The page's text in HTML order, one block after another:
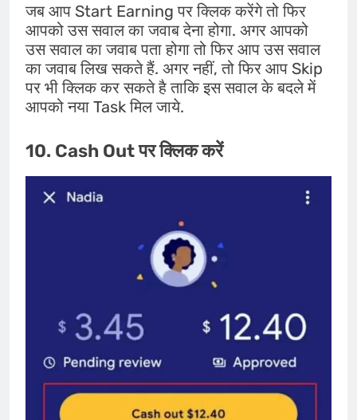
जब आप Start Earning पर क्लिक करेंगे तो फिर
आपको उस सवाल का जवाब देना होगा. अगर आपको
उस सवाल का जवाब पता होगा तो फिर आप उस सवाल
का जवाब लिख सकते हैं. अगर नहीं, तो फिर आप Skip
पर भी क्लिक कर सकते है ताकि इस सवाल के बदले में
आपको नया Task मिल जाये.
10. Cash Out पर क्लिक करें